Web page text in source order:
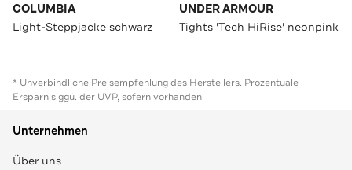
COLUMBIA
Light-Steppjacke schwarz
UNDER ARMOUR
Tights 'Tech HiRise' neonpink
* Unverbindliche Preisempfehlung des Herstellers. Prozentuale
Ersparnis ggü. der UVP, sofern vorhanden
Unternehmen
Über uns